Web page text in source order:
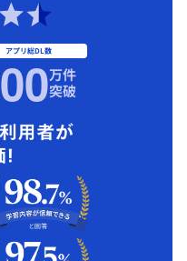
アプリ総DL数
00万件
突破